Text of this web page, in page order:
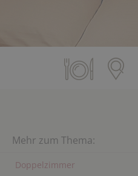
Mehr zum Thema:
Doppelzimmer